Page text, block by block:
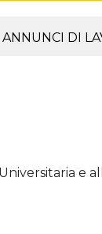
ANNUNCI DI
e